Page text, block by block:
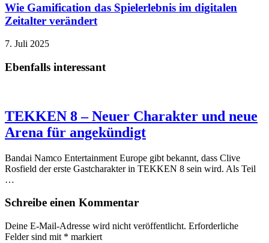
Wie Gamification das Spielerlebnis im digitalen
Zeitalter verändert
7. Juli 2025
Ebenfalls interessant
TEKKEN 8 – Neuer Charakter und neue
Arena für angekündigt
Bandai Namco Entertainment Europe gibt bekannt, dass Clive
Rosfield der erste Gastcharakter in TEKKEN 8 sein wird. Als Teil
…
Schreibe einen Kommentar
Deine E-Mail-Adresse wird nicht veröffentlicht. Erforderliche
Felder sind mit * markiert